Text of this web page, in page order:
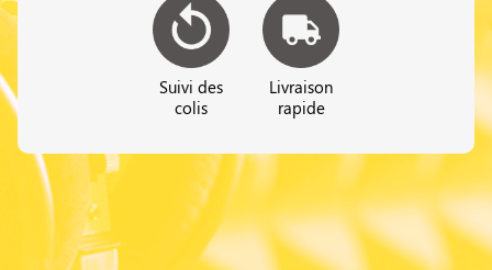
Suivi des
colis
Livraison
rapide